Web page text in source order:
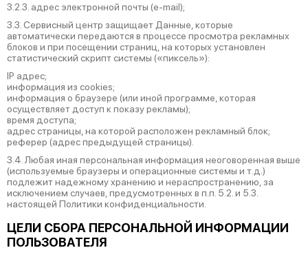
3.2.3. адрес электронной почты (e-mail);
3.3. Сервисный центр защищает Данные, которые
автоматически передаются в процессе просмотра рекламных
блоков и при посещении страниц, на которых установлен
статистический скрипт системы («пиксель»):
IP адрес;
информация из cookies;
информация о браузере (или иной программе, которая
осуществляет доступ к показу рекламы);
время доступа;
адрес страницы, на которой расположен рекламный блок;
реферер (адрес предыдущей страницы).
3.4. Любая иная персональная информация неоговоренная выше
(используемые браузеры и операционные системы и т.д.)
подлежит надежному хранению и нераспространению, за
исключением случаев, предусмотренных в п.п. 5.2. и 5.3.
настоящей Политики конфиденциальности.
ЦЕЛИ СБОРА ПЕРСОНАЛЬНОЙ ИНФОРМАЦИИ
ПОЛЬЗОВАТЕЛЯ